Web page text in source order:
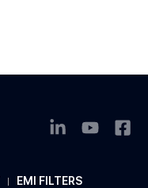
EMI FILTERS